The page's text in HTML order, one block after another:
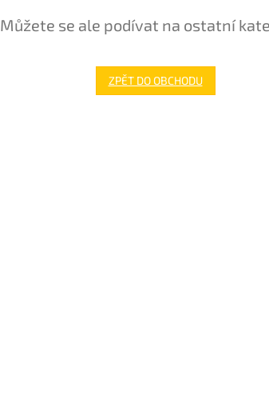
Můžete se ale podívat na ostatní
ZPĚT DO OBCHODU